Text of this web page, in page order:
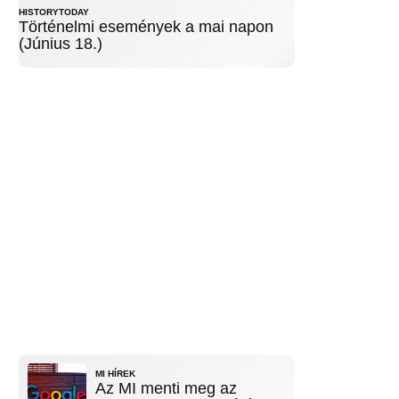
HISTORYTODAY
Történelmi események a mai napon
(Június 18.)
MI HÍREK
Az MI menti meg az